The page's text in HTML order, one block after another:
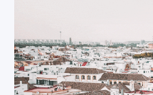
des plus
intéressantes
d'Espagne, et la nef
centrale de la